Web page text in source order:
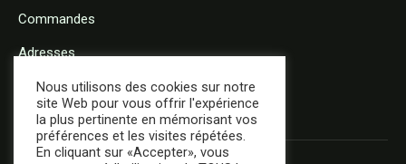
Commandes
Adresses
Détails du compte
Nous utilisons des cookies sur notre
site Web pour vous offrir l'expérience
la plus pertinente en mémorisant vos
préférences et les visites répétées.
En cliquant sur «Accepter», vous